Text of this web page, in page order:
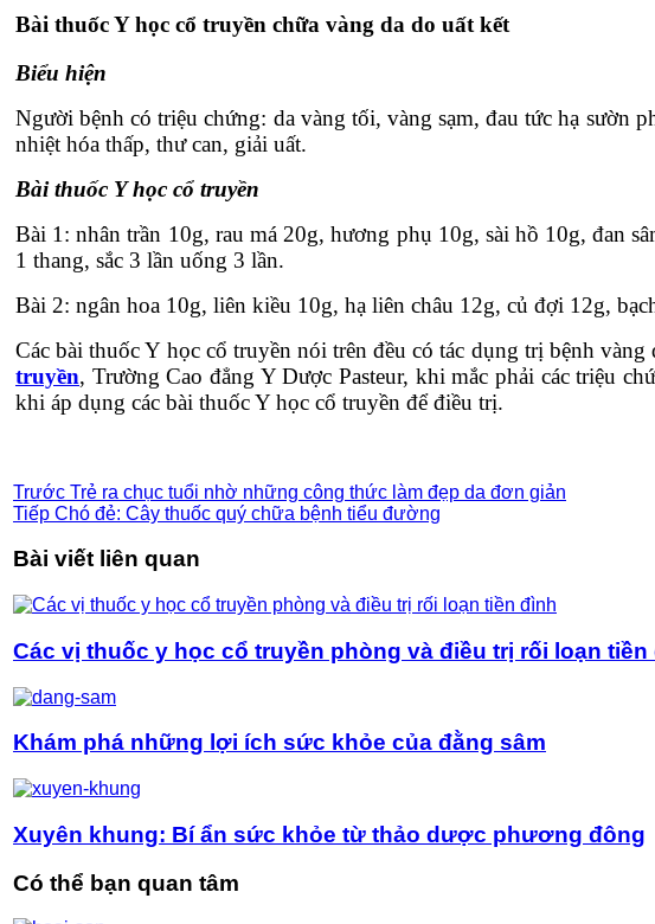
Bài thuốc Y học cổ truyền chữa vàng da do uất kết
Biểu hiện
Người bệnh có triệu chứng: da vàng tối, vàng sạm, đau tức hạ sườn
nhiệt hóa thấp, thư can, giải uất.
Bài thuốc Y học cổ truyền
Bài 1: nhân trần 10g, rau má 20g, hương phụ 10g, sài hồ 10g, đan
1 thang, sắc 3 lần uống 3 lần.
Bài 2: ngân hoa 10g, liên kiều 10g, hạ liên châu 12g, củ đợi 12g,
Các bài thuốc Y học cổ truyền nói trên đều có tác dụng trị bệnh
truyền, Trường Cao đẳng Y Dược Pasteur, khi mắc phải các triệu
khi áp dụng các bài thuốc Y học cổ truyền để điều trị.
Trước Trẻ ra chục tuổi nhờ những công thức làm đẹp da đơn giản
Tiếp Chó đẻ: Cây thuốc quý chữa bệnh tiểu đường
Bài viết liên quan
Các vị thuốc y học cổ truyền phòng và điều trị rối loạn tiền
Khám phá những lợi ích sức khỏe của đằng sâm
Xuyên khung: Bí ẩn sức khỏe từ thảo dược phương đông
Có thể bạn quan tâm